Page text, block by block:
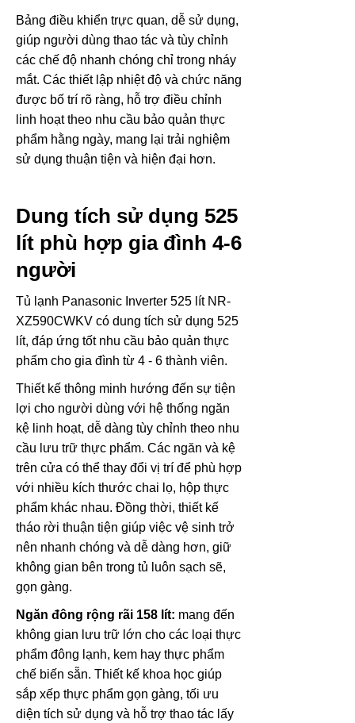
Bảng điều khiển trực quan, dễ sử dụng,
giúp người dùng thao tác và tùy chỉnh
các chế độ nhanh chóng chỉ trong nháy
mắt. Các thiết lập nhiệt độ và chức năng
được bố trí rõ ràng, hỗ trợ điều chỉnh
linh hoạt theo nhu cầu bảo quản thực
phẩm hằng ngày, mang lại trải nghiệm
sử dụng thuận tiện và hiện đại hơn.
Dung tích sử dụng 525
lít phù hợp gia đình 4-6
người
Tủ lạnh Panasonic Inverter 525 lít NR-
XZ590CWKV có dung tích sử dụng 525
lít, đáp ứng tốt nhu cầu bảo quản thực
phẩm cho gia đình từ 4 - 6 thành viên.
Thiết kế thông minh hướng đến sự tiện
lợi cho người dùng với hệ thống ngăn
kệ linh hoạt, dễ dàng tùy chỉnh theo nhu
cầu lưu trữ thực phẩm. Các ngăn và kệ
trên cửa có thể thay đổi vị trí để phù hợp
với nhiều kích thước chai lọ, hộp thực
phẩm khác nhau. Đồng thời, thiết kế
tháo rời thuận tiện giúp việc vệ sinh trở
nên nhanh chóng và dễ dàng hơn, giữ
không gian bên trong tủ luôn sạch sẽ,
gọn gàng.
Ngăn đông rộng rãi 158 lít: mang đến
không gian lưu trữ lớn cho các loại thực
phẩm đông lạnh, kem hay thực phẩm
chế biến sẵn. Thiết kế khoa học giúp
sắp xếp thực phẩm gọn gàng, tối ưu
diện tích sử dụng và hỗ trợ thao tác lấy